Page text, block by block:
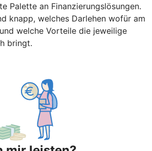
Palette an Finanzierungslösungen.
knapp, welches Darlehen wofür am
welche Vorteile die jeweilige
bringt.